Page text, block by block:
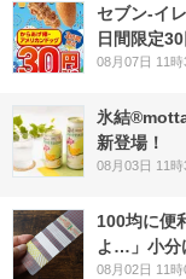
セブン‐イ
日間限定
08月07日 11時
氷結
新登場！
08月03日 11時
100均に便
よ…」小分
08月02日 11時